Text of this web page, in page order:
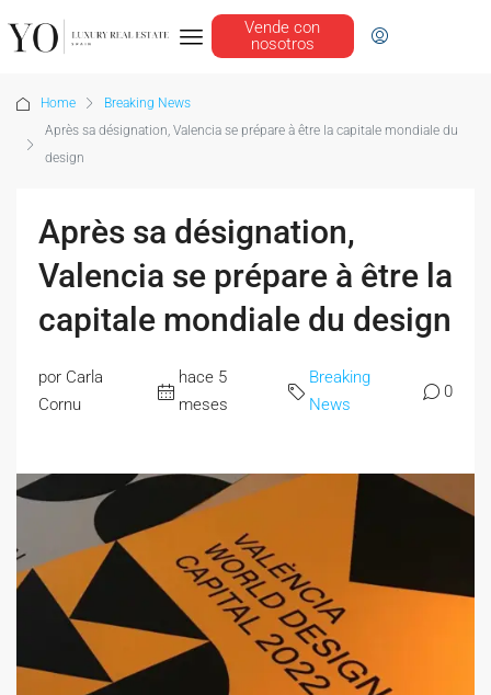
Vende con
nosotros
Home
Breaking News
Après sa désignation, Valencia se prépare à être la capitale mondiale du
design
Après sa désignation,
Valencia se prépare à être la
capitale mondiale du design
por Carla
Cornu
hace 5
meses
Breaking
News
0